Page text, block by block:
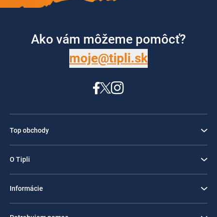
Ako vám môžeme pomôcť?
moje@tipli.sk
Top obchody
O Tipli
Informácie